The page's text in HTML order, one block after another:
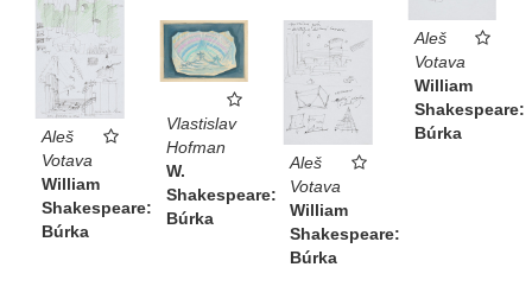
Aleš
Votava
William
Shakespeare:
Búrka
Aleš
Votava
William
Shakespeare:
Búrka
Aleš
Votava
William
Shakespeare:
Búrka
Vlastislav
Hofman
W.
Shakespeare:
Búrka